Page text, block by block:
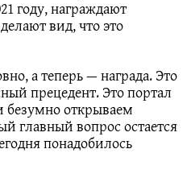
году, награждают
вид, что это
а теперь — награда. Это
прецедент. Это портал
открываем
главный вопрос остается
понадобилось